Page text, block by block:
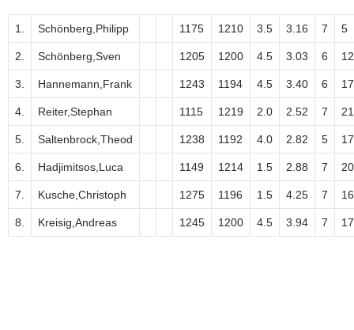
1. Schönberg,Philipp 1175 1210 3.5 3.16 7 5
2. Schönberg,Sven 1205 1200 4.5 3.03 6 12
3. Hannemann,Frank 1243 1194 4.5 3.40 6 17
4. Reiter,Stephan 1115 1219 2.0 2.52 7 21
5. Saltenbrock,Theod 1238 1192 4.0 2.82 5 17
6. Hadjimitsos,Luca 1149 1214 1.5 2.88 7 20
7. Kusche,Christoph 1275 1196 1.5 4.25 7 16
8. Kreisig,Andreas 1245 1200 4.5 3.94 7 17